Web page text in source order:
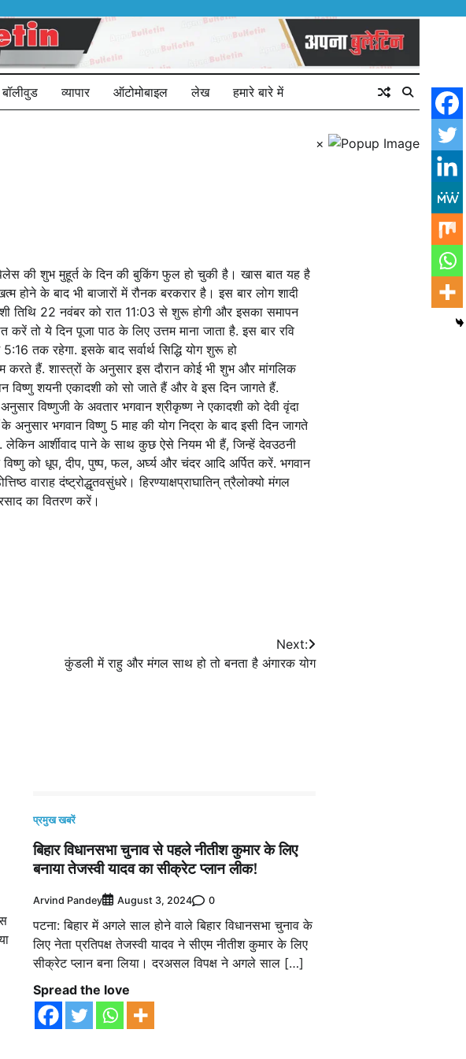
बॉलीवुड व्यापार ऑटोमोबाइल लेख हमारे बारे में
की शुभ मुहूर्त के दिन की बुकिंग फुल हो चुकी है। खास बात यह है
के बाद भी बाजारों में रौनक बरकरार है। इस बार लोग शादी
तिथि 22 नवंबर को रात 11:03 से शुरू होगी और इसका समापन
तो ये दिन पूजा पाठ के लिए उत्तम माना जाता है. इस बार रवि
तक रहेगा. इसके बाद सर्वार्थ सिद्धि योग शुरू हो
करते हैं. शास्त्रों के अनुसार इस दौरान कोई भी शुभ और मांगलिक
विष्णु शयनी एकादशी को सो जाते हैं और वे इस दिन जागते हैं.
विष्णुजी के अवतार भगवान श्रीकृष्ण ने एकादशी को देवी वृंदा
अनुसार भगवान विष्णु 5 माह की योग निद्रा के बाद इसी दिन जागते
आर्शीवाद पाने के साथ कुछ ऐसे नियम भी हैं, जिन्हें देवउठनी
विष्णु को धूप, दीप, पुष्प, फल, अर्घ्य और चंदर आदि अर्पित करें. भगवान
वाराह दंष्ट्रोद्धृतवसुंधरे। हिरण्याक्षप्राघातिन् त्रैलोक्यो मंगल
का वितरण करें।
Next:
कुंडली में राहु और मंगल साथ हो तो बनता है अंगारक योग
प्रमुख खबरें
बिहार विधानसभा चुनाव से पहले नीतीश कुमार के लिए
बनाया तेजस्वी यादव का सीक्रेट प्लान लीक!
Arvind Pandey August 3, 2024 0
पटना: बिहार में अगले साल होने वाले बिहार विधानसभा चुनाव के
लिए नेता प्रतिपक्ष तेजस्वी यादव ने सीएम नीतीश कुमार के लिए
सीक्रेट प्लान बना लिया। दरअसल विपक्ष ने अगले साल […]
Spread the love
×